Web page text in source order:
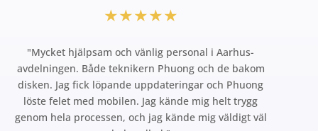
★★★★★
"Mycket hjälpsam och vänlig personal i Aarhus-
avdelningen. Både teknikern Phuong och de bakom
disken. Jag fick löpande uppdateringar och Phuong
löste felet med mobilen. Jag kände mig helt trygg
genom hela processen, och jag kände mig väldigt väl